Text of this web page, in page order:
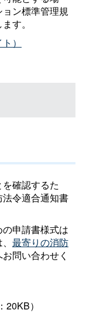
ン標準管理規
す。
）
確認するた
令適合通知書
申請書様式は
最寄りの消防
お問い合わせく
20KB）